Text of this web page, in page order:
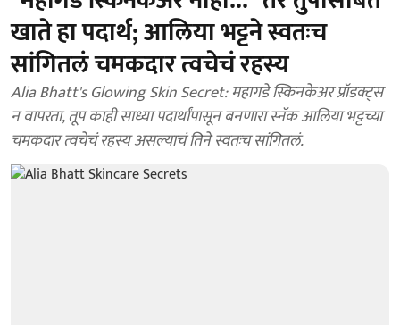
खाते हा पदार्थ; आलिया भट्टने स्वतःच
सांगितलं चमकदार त्वचेचं रहस्य
Alia Bhatt's Glowing Skin Secret: महागडे स्किनकेअर प्रॉडक्ट्स
न वापरता, तूप काही साध्या पदार्थांपासून बनणारा स्नॅक आलिया भट्टच्या
चमकदार त्वचेचं रहस्य असल्याचं तिने स्वतःच सांगितलं.